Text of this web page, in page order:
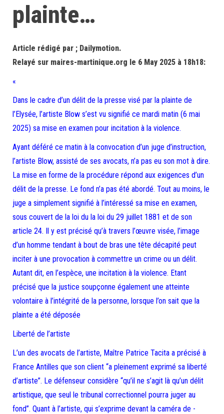
plainte…
Article rédigé par ; Dailymotion.
Relayé sur maires-martinique.org le 6 May 2025 à 18h18:
«
Dans le cadre d’un délit de la presse visé par la plainte de
l’Elysée, l’artiste Blow s’est vu signifié ce mardi matin (6 mai
2025) sa mise en examen pour incitation à la violence.
Ayant déféré ce matin à la convocation d’un juge d’instruction,
l’artiste Blow, assisté de ses avocats, n’a pas eu son mot à dire.
La mise en forme de la procédure répond aux exigences d’un
délit de la presse. Le fond n’a pas été abordé. Tout au moins, le
juge a simplement signifié à l’intéressé sa mise en examen,
sous couvert de la loi du la loi du 29 juillet 1881 et de son
article 24. Il y est précisé qu’à travers l’œuvre visée, l’image
d’un homme tendant à bout de bras une tête décapité peut
inciter à une provocation à commettre un crime ou un délit.
Autant dit, en l’espèce, une incitation à la violence. Etant
précisé que la justice soupçonne également une atteinte
volontaire à l’intégrité de la personne, lorsque l’on sait que la
plainte a été déposée
Liberté de l’artiste
L’un des avocats de l’artiste, Maître Patrice Tacita a précisé à
France Antilles que son client “a pleinement exprimé sa liberté
d’artiste”. Le défenseur considère “qu’il ne s’agit là qu’un délit
artistique, que seul le tribunal correctionnel pourra juger au
fond”. Quant à l’artiste, qui s’exprime devant la caméra de -